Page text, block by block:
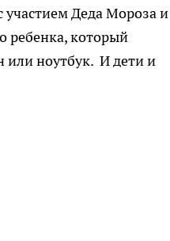
участием Деда Мороза и
ребенка, который
или ноутбук. И дети и